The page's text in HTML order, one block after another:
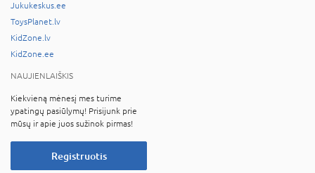
Jukukeskus.ee
ToysPlanet.lv
KidZone.lv
KidZone.ee
NAUJIENLAIŠKIS
Kiekvieną mėnesį mes turime
ypatingų pasiūlymų! Prisijunk prie
mūsų ir apie juos sužinok pirmas!
Registruotis